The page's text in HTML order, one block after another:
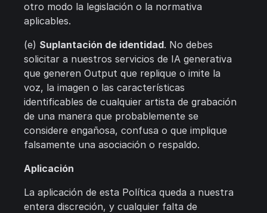
otro modo la legislación o la normativa
aplicables.
(e) Suplantación de identidad. No debes
solicitar a nuestros servicios de IA generativa
que generen Output que replique o imite la
voz, la imagen o las características
identificables de cualquier artista de grabación
de una manera que probablemente se
considere engañosa, confusa o que implique
falsamente una asociación o respaldo.
Aplicación
La aplicación de esta Política queda a nuestra
entera discreción, y cualquier falta de